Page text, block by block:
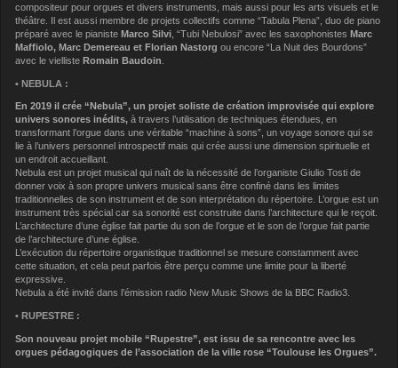
compositeur pour orgues et divers instruments, mais aussi pour les arts visuels et le
théâtre. Il est aussi membre de projets collectifs comme “Tabula Plena”, duo de piano
préparé avec le pianisteMarco Silvi , “Tubi Nebulosi” avec les saxophonistesMarc
Maffiolo, Marc Demereau et Florian Nastorg ou encore “La Nuit des Bourdons”
avec le viellisteRomain Baudoin
• NEBULA :
En 2019 il crée “Nebula”, un projet soliste de création improvisée qui explore
univers sonores inédits, à travers l’utilisation de techniques étendues, en
transformant l’orgue dans une véritable “machine à sons”,un voyage sonore qui se
lie à l’univers personnel introspectif mais qui crée aussi une dimension spirituelle et
un endroit accueillant.
Nebula est un projet musical qui naît de la nécessité de l’organiste Giulio Tosti de
donner voix à son propre univers musical sans être confiné dans les limites
traditionnelles de son instrument et de son interprétation du répertoire.
L’orgue est un
instrument très spécial car sa sonorité est construite dans l’architecture qui le reçoit.
L’architecture d’une église fait partie du son de l’orgue et le son de l’orgue fait partie
de l’architecture d’une église.
L’exécution du répertoire organistique traditionnel se mesure constamment avec
cette situation, et cela peut parfois être perçu comme une limite pour la liberté
expressive.
Nebula a été invité dans l’émission radio New Music Shows de la BBC Radio3.
• RUPESTRE :
Son nouveau projet mobile “Rupestre”, est issu de sa rencontre avec les
orgues pédagogiques de l’association de la ville rose “Toulouse les Orgues”.